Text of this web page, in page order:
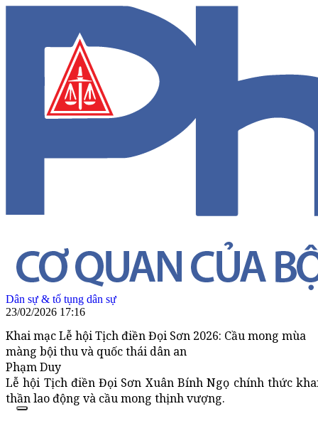
Dân sự & tố tụng dân sự
23/02/2026 17:16
Khai mạc Lễ hội Tịch điền Đọi Sơn 2026: Cầu mong mùa
màng bội thu và quốc thái dân an
Phạm Duy
Lễ hội Tịch điền Đọi Sơn Xuân Bính Ngọ chính thức
thần lao động và cầu mong thịnh vượng.